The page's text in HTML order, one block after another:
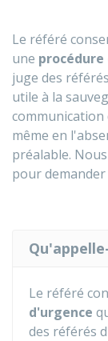
Le référé
une
juge des
utile à la
même en
préalable.
pour
Le référé
d'urgence
des référés